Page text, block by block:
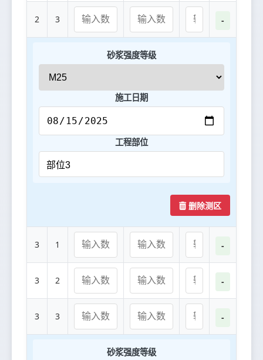
2 3 -
砂浆强度等级
施工日期
工程部位
删除测区
3 1 -
3 2 -
3 3 -
砂浆强度等级